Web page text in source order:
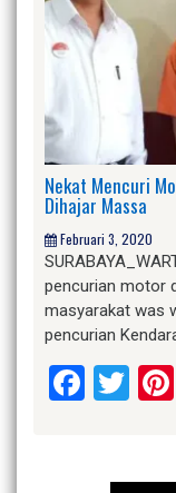
Nekat Mencuri
Dihajar Massa
Februari 3, 2020
pencurian motor
masyarakat was
pencurian